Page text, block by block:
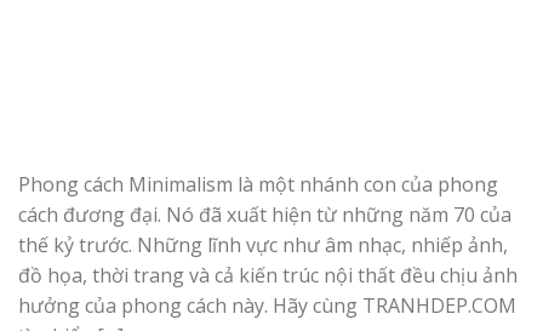
Phong cách Minimalism là một nhánh con của phong
cách đương đại. Nó đã xuất hiện từ những năm 70 của
thế kỷ trước. Những lĩnh vực như âm nhạc, nhiếp ảnh,
đồ họa, thời trang và cả kiến trúc nội thất đều chịu ảnh
hưởng của phong cách này. Hãy cùng TRANHDEP.COM